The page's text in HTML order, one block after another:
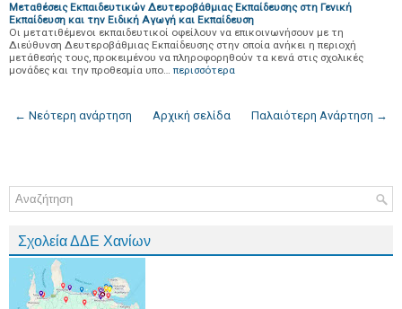
Μεταθέσεις Εκπαιδευτικών Δευτεροβάθμιας Εκπαίδευσης στη Γενική
Εκπαίδευση και την Ειδική Αγωγή και Εκπαίδευση
Οι μετατιθέμενοι εκπαιδευτικοί οφείλουν να επικοινωνήσουν με τη
Διεύθυνση Δευτεροβάθμιας Εκπαίδευσης στην οποία ανήκει η περιοχή
μετάθεσής τους, προκειμένου να πληροφορηθούν τα κενά στις σχολικές
μονάδες και την προθεσμία υπο… περισσότερα
← Νεότερη ανάρτηση Παλαιότερη Ανάρτηση →
Αρχική σελίδα
Σχολεία ΔΔΕ Χανίων